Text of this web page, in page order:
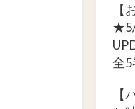
★5/
全5